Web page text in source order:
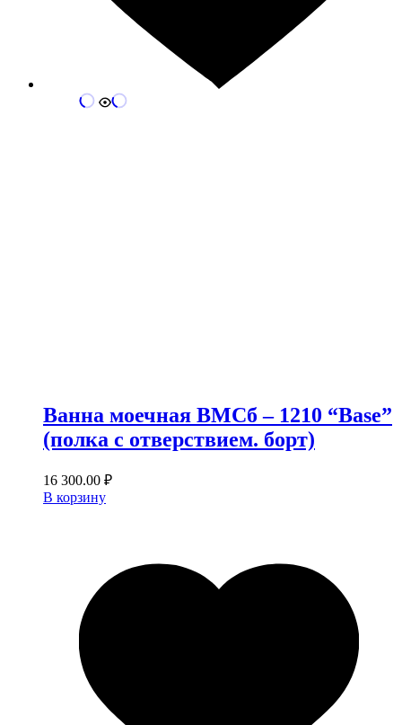
Ванна моечная ВМСб – 1210 “Base”
(полка с отверствием. борт)
16 300.00 ₽
В корзину